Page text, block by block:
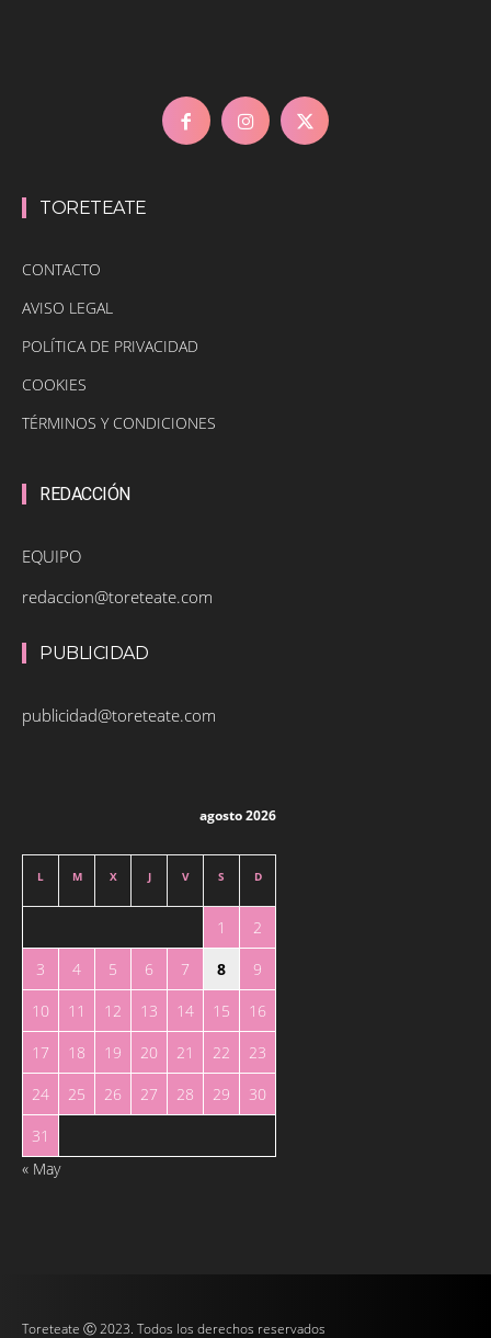
TORETEATE
CONTACTO
AVISO LEGAL
POLÍTICA DE PRIVACIDAD
COOKIES
TÉRMINOS Y CONDICIONES
REDACCIÓN
EQUIPO
redaccion@toreteate.com
PUBLICIDAD
publicidad@toreteate.com
agosto 2026
L M X J V S D
1
2
3
4 5 6 7 8
9
10
11 12 13 14 15
16
17
18 19 20 21 22
23
24
25 26 27 28 29
30
31
« May
Toreteate Ⓒ 2023. Todos los derechos reservados